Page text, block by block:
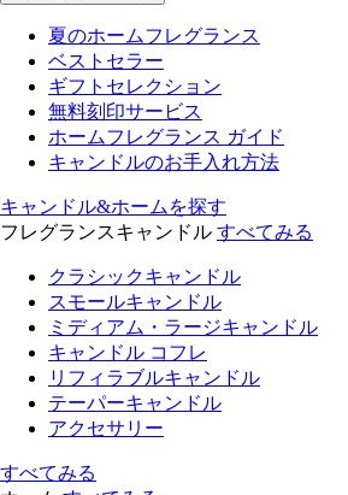
夏のホームフレグランス
ベストセラー
ギフトセレクション
無料刻印サービス
ホームフレグランス ガイド
キャンドルのお手入れ方法
キャンドル&ホームを探す
フレグランスキャンドル すべてみる
クラシックキャンドル
スモールキャンドル
ミディアム・ラージキャンドル
キャンドル コフレ
リフィラブルキャンドル
テーパーキャンドル
アクセサリー
すべてみる